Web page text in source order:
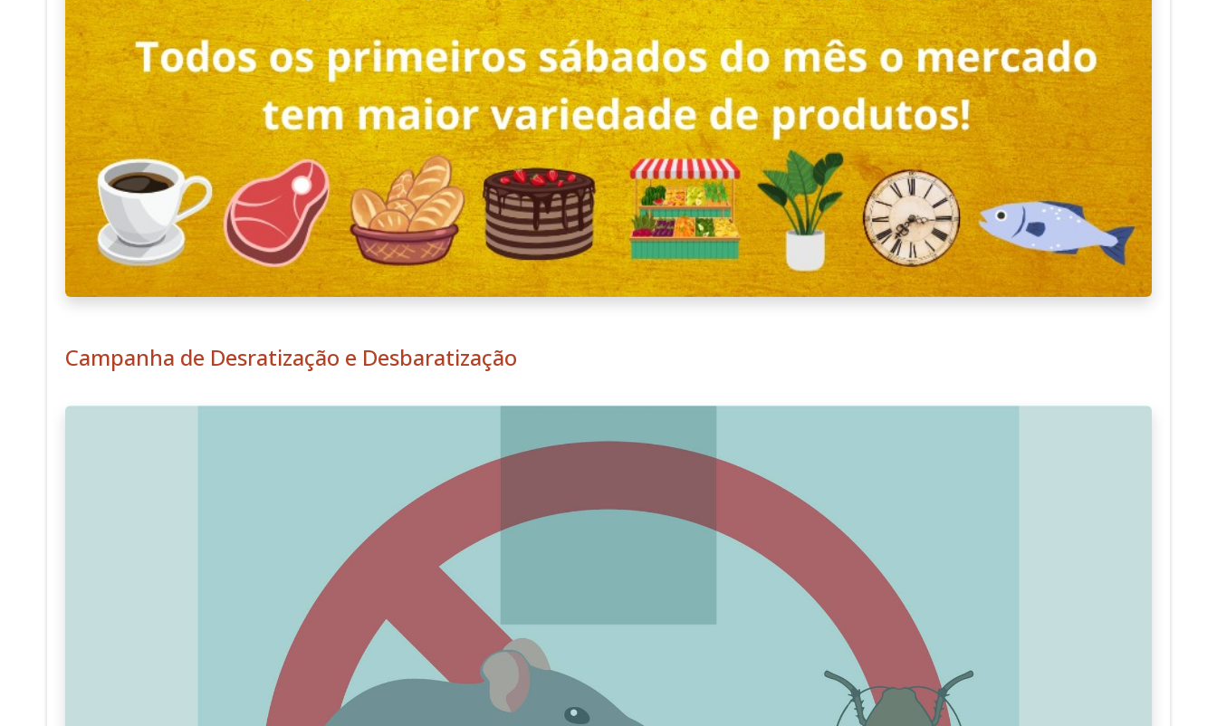
Campanha de Desratização e Desbaratização